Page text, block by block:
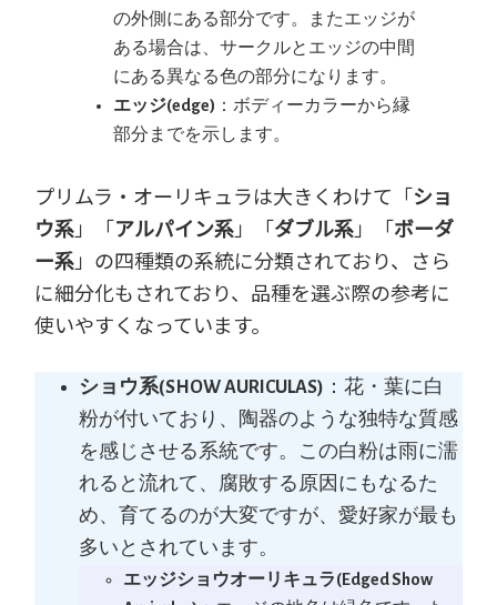
の外側にある部分です。またエッジが
ある場合は、サークルとエッジの中間
にある異なる色の部分になります。
エッジ(edge) ：ボディーカラーから縁
部分までを示します。
プリムラ・オーリキュラは大きくわけて「ショ
ウ系」「アルパイン系」「ダブル系」「ボーダ
ー系」の四種類の系統に分類されており、さら
に細分化もされており、品種を選ぶ際の参考に
使いやすくなっています。
ショウ系(SHOW AURICULAS) ：花・葉に白
粉が付いており、陶器のような独特な質感
を感じさせる系統です。この白粉は雨に濡
れると流れて、腐敗する原因にもなるた
め、育てるのが大変ですが、愛好家が最も
多いとされています。
エッジショウオーリキュラ(Edged Show